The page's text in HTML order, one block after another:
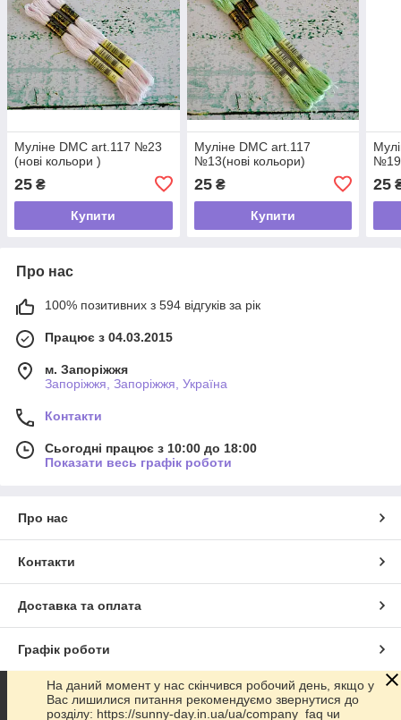
Муліне DMC art.117 №23
(нові кольори )
25 ₴
Купити
Муліне DMC art.117
№13(нові кольори)
25₴
Купити
25
Про нас
100% позитивних з 594 відгуків за рік
Працює з 04.03.2015
м. Запоріжжя
Запоріжжя, Запоріжжя, Україна
Контакти
Сьогодні працює з 10:00 до 18:00
Показати весь графік роботи
Про нас
Контакти
Доставка та оплата
Графік роботи
Повна версія сайту
На даний момент у нас скінчився робочий день, якщо у
Вас лишилися питання рекомендуємо звернутися до
розділу: https://sunny-day.in.ua/ua/company_faq чи